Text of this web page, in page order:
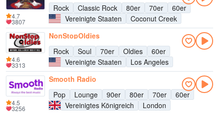
Rock
Classic Rock 80er 70er
60er
Vereinigte Staaten
Coconut Creek
4.7
3807
NonStopOldies
Rock
Soul 70er Oldies
60er
Vereinigte Staaten
Los Angeles
4.6
3313
Smooth Radio
Pop
Lounge 90er 80er 70er
60er
Vereinigtes Königreich
London
4.5
3256